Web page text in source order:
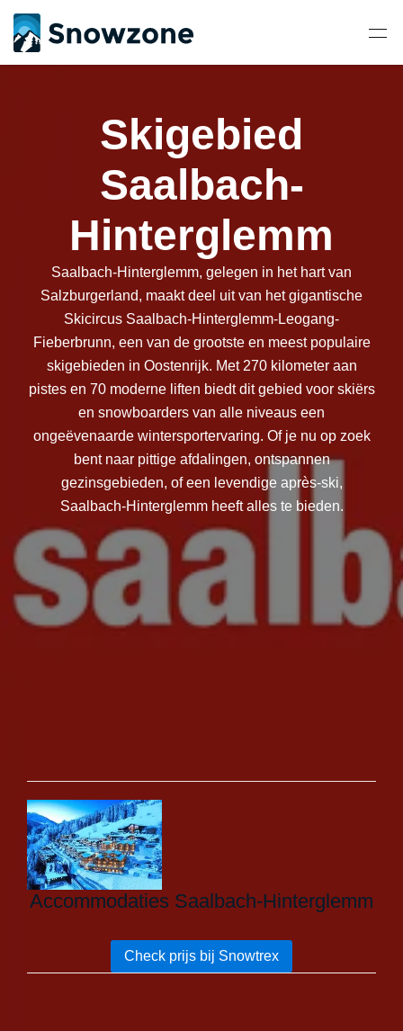
Skigebied
Saalbach-
Hinterglemm
Saalbach-Hinterglemm, gelegen in het hart van
Salzburgerland, maakt deel uit van het gigantische
Skicircus Saalbach-Hinterglemm-Leogang-
Fieberbrunn, een van de grootste en meest populaire
skigebieden in Oostenrijk. Met 270 kilometer aan
pistes en 70 moderne liften biedt dit gebied voor skiërs
en snowboarders van alle niveaus een
ongeëvenaarde wintersportervaring. Of je nu op zoek
bent naar pittige afdalingen, ontspannen
gezinsgebieden, of een levendige après-ski,
Saalbach-Hinterglemm heeft alles te bieden.
Accommodaties Saalbach-Hinterglemm
Check prijs bij Snowtrex